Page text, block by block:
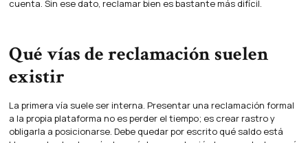
cuenta. Sin ese dato, reclamar bien es bastante más difícil.
Qué vías de reclamación suelen
existir
La primera vía suele ser interna. Presentar una reclamación formal
a la propia plataforma no es perder el tiempo; es crear rastro y
obligarla a posicionarse. Debe quedar por escrito qué saldo está